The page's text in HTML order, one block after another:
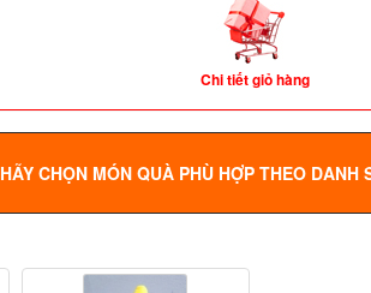
Chi tiết giỏ hàng
HÃY CHỌN MÓN QUÀ PHÙ HỢP THEO DANH